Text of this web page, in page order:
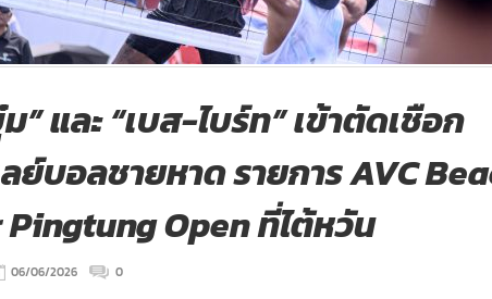
” และ “เบส-ไบร์ท” เข้าตัดเชือก
ย์บอลชายหาด รายการ AVC
Pingtung Open ที่ไต้หวัน
06/06/2026 0